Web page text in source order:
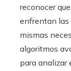
reconocer
enfrentan las
mismas
algoritmos
para analizar